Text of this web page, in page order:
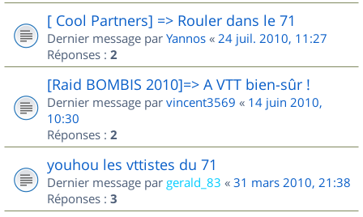
[ Cool Partners] => Rouler dans le 71
Dernier message par Yannos « 24 juil. 2010, 11:27
Réponses : 2
[Raid BOMBIS 2010]=> A VTT bien-sûr !
Dernier message par vincent3569 « 14 juin 2010,
10:30
Réponses : 2
youhou les vttistes du 71
Dernier message par gerald_83 « 31 mars 2010, 21:38
Réponses : 3